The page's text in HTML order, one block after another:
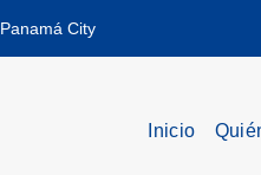
Panamá City
Inicio